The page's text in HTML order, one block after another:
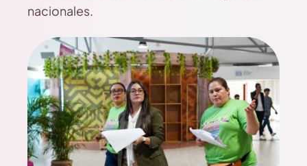
nacionales.